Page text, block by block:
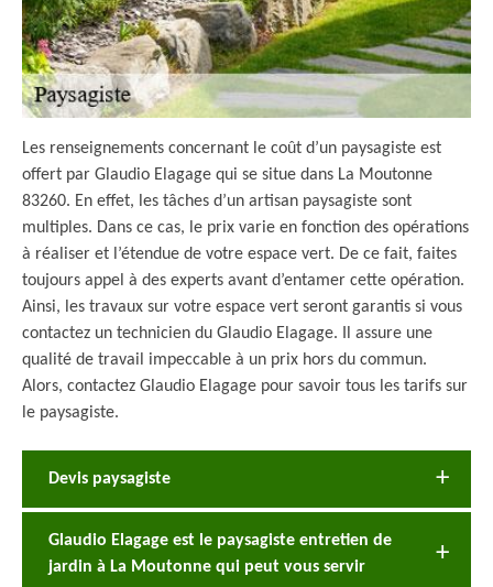
Les renseignements concernant le coût d’un paysagiste est
offert par Glaudio Elagage qui se situe dans La Moutonne
83260. En effet, les tâches d’un artisan paysagiste sont
multiples. Dans ce cas, le prix varie en fonction des opérations
à réaliser et l’étendue de votre espace vert. De ce fait, faites
toujours appel à des experts avant d’entamer cette opération.
Ainsi, les travaux sur votre espace vert seront garantis si vous
contactez un technicien du Glaudio Elagage. Il assure une
qualité de travail impeccable à un prix hors du commun.
Alors, contactez Glaudio Elagage pour savoir tous les tarifs sur
le paysagiste.
Devis paysagiste
Glaudio Elagage est le paysagiste entretien de
jardin à La Moutonne qui peut vous servir